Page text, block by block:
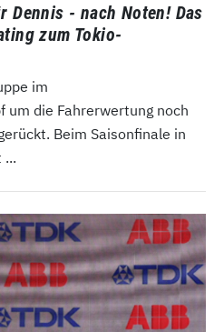
Dennis - nach Noten! Das
zum Tokio-
im
die Fahrerwertung noch
Beim Saisonfinale in
...